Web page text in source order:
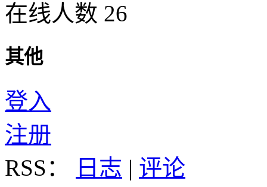
在线人数 26
其他
登入
注册
RSS：
日志 | 评论